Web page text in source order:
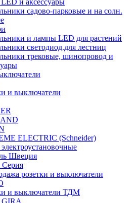
и аксессуары
садово-парковые и на солн.
и лампы LED для растений
светодиод.для лестниц
трековые, шинопровод и
и выключатели
ELECTRIC (Schneider)
Швеция
розетки и выключатели
и выключатели ТДМ